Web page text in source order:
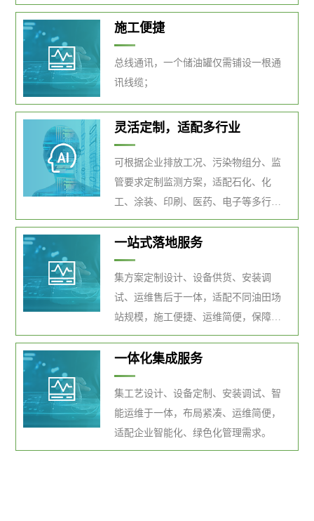
查。
施工便捷
总线通讯，一个储油罐仅需铺设一根通
讯线缆；
灵活定制，适配多行业
可根据企业排放工况、污染物组分、监
管要求定制监测方案，适配石化、化
工、涂装、印刷、医药、电子等多行业
应用。
一站式落地服务
集方案定制设计、设备供货、安装调
试、运维售后于一体，适配不同油田场
站规模，施工便捷、运维简便，保障项
目快速落地见效。
一体化集成服务
集工艺设计、设备定制、安装调试、智
能运维于一体，布局紧凑、运维简便，
适配企业智能化、绿色化管理需求。